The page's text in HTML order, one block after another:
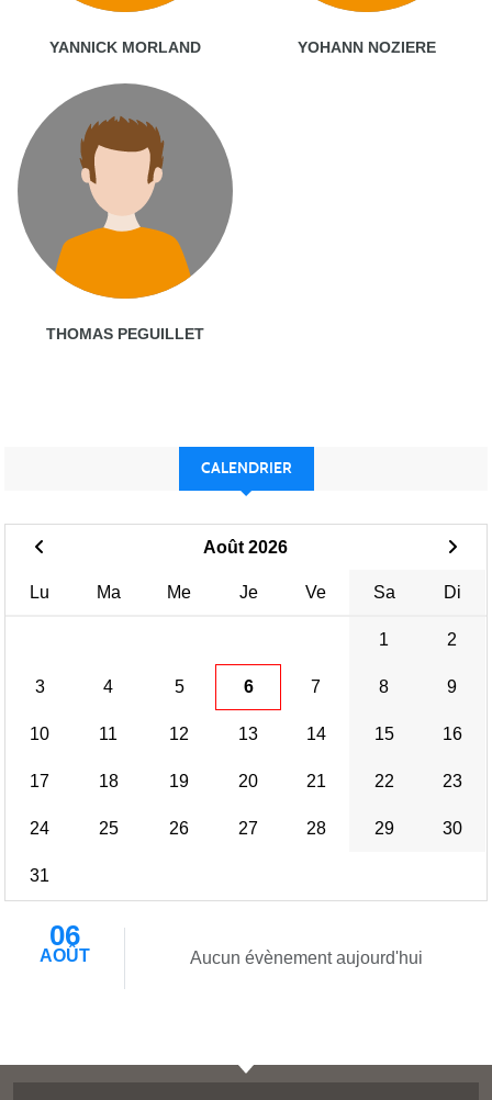
YANNICK MORLAND YOHANN NOZIERE
THOMAS PEGUILLET
CALENDRIER
Août 2026
Lu Ma Me Je Ve Sa Di
1 2
3 4 5 6 7 8 9
10 11 12 13 14 15 16
17 18 19 20 21 22 23
24 25 26 27 28 29 30
31
06
AOÛT Aucun évènement aujourd'hui